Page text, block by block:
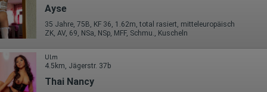
Mitgliedstaaten der Europäischen Union oder in anderen
des Abkommens über den Europäischen
gekürzt, dies bedeutet, dass alle Daten anonym
werden. Nur in Ausnahmefällen wird die volle IP-Adresse an
Server von Google in den USA übertragen und dort gekürzt. Die von
dem Browser des Nutzers übermittelte IP-Adresse wird nicht mit anderen
Daten von Google zusammengeführt.
Informationen zum Besucherverhalten sind folgende:
Ayse
35 Jahre, 75B, KF 36, 1.62m, total rasiert, mitteleuropäisch
ZK, AV, 69, NSa, NSp, MFF, Schmu., Kuscheln
Ulm
4.5km, Jägerstr. 37b
Thai Nancy